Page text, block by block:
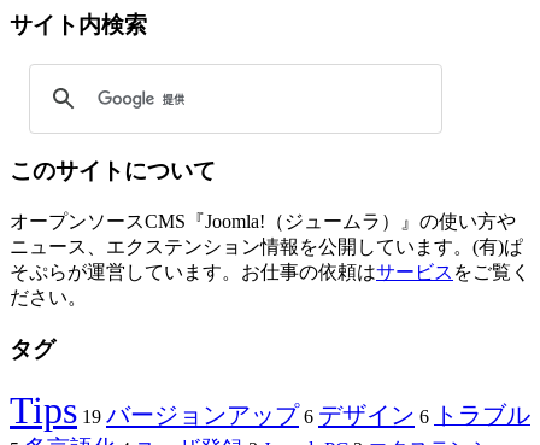
サイト内検索
このサイトについて
オープンソースCMS『Joomla!（ジュームラ）』の使い方や
ニュース、エクステンション情報を公開しています。(有)ぱ
そぷらが運営しています。お仕事の依頼はサービス をご覧く
ださい。
タグ
Tips 19 バージョンアップ 6 デザイン 6 トラブル